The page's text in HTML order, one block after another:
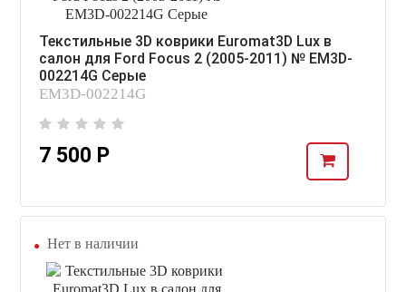
Текстильные 3D коврики Euromat3D Lux в
салон для Ford Focus 2 (2005-2011) № EM3D-
002214G Серые
EM3D-002214G
7 500 Р
Нет в наличии